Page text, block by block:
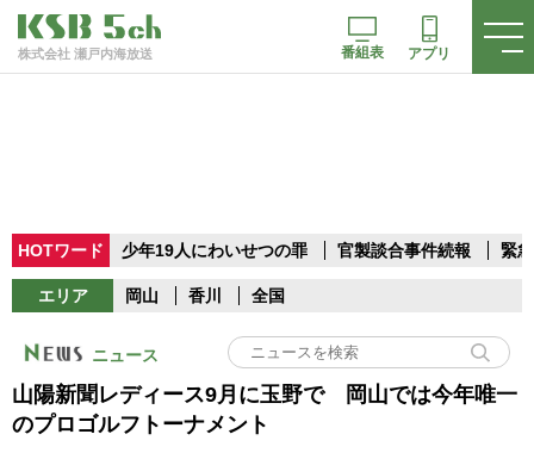
株式会社 瀬戸内海放送 番組表 アプリ
HOTワード 少年19人にわいせつの罪 官製談合事件続報 緊
エリア 岡山 香川 全国
ニュース
山陽新聞レディース9月に玉野で 岡山では今年唯一
のプロゴルフトーナメント